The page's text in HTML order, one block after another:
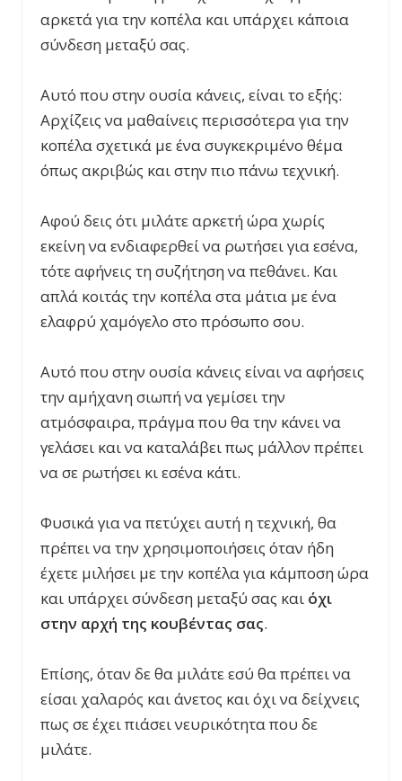
αρκετά για την κοπέλα και υπάρχει κάποια
σύνδεση μεταξύ σας.
Αυτό που στην ουσία κάνεις, είναι το εξής:
Αρχίζεις να μαθαίνεις περισσότερα για την
κοπέλα σχετικά με ένα συγκεκριμένο θέμα
όπως ακριβώς και στην πιο πάνω τεχνική.
Αφού δεις ότι μιλάτε αρκετή ώρα χωρίς
εκείνη να ενδιαφερθεί να ρωτήσει για εσένα,
τότε αφήνεις τη συζήτηση να πεθάνει. Και
απλά κοιτάς την κοπέλα στα μάτια με ένα
ελαφρύ χαμόγελο στο πρόσωπο σου.
Αυτό που στην ουσία κάνεις είναι να αφήσεις
την αμήχανη σιωπή να γεμίσει την
ατμόσφαιρα, πράγμα που θα την κάνει να
γελάσει και να καταλάβει πως μάλλον πρέπει
να σε ρωτήσει κι εσένα κάτι.
Φυσικά για να πετύχει αυτή η τεχνική, θα
πρέπει να την χρησιμοποιήσεις όταν ήδη
έχετε μιλήσει με την κοπέλα για κάμποση ώρα
και υπάρχει σύνδεση μεταξύ σας και όχι
στην αρχή της κουβέντας σας.
Επίσης, όταν δε θα μιλάτε εσύ θα πρέπει να
είσαι χαλαρός και άνετος και όχι να δείχνεις
πως σε έχει πιάσει νευρικότητα που δε
μιλάτε.